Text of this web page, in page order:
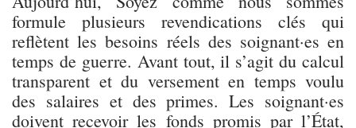
formule plusieurs revendications clés qui
reflètent les besoins réels des soignant·es en
temps de guerre. Avant tout, il s’agit du calcul
transparent et du versement en temps voulu
des salaires et des primes. Les soignant·es
doivent recevoir les fonds promis par l’État,